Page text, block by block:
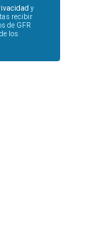
y
recibir
de GFR
los